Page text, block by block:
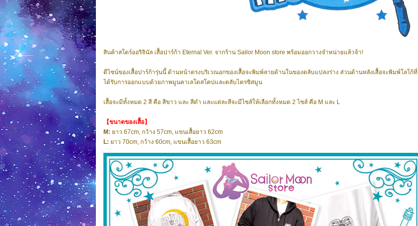
สินค้าสโตร์ออริจินัล เสื้อปาร์ก้า Eternal Ver. จากร้าน Sailor Moon store พร้อมออกวางจำหน่ายแล้วจ้า!
ดีไซน์ของเสื้อปาร์ก้ารุ่นนี้ ด้านหน้าตรงบริเวณอกของเสื้อจะพิมพ์ลายด้านในของตลับแปลงร่าง ส่วนด้านหลังเสื้อจะพิมพ์โลโก้ที่
ได้รับการออกแบบด้วยภาพมูนคาเลโดสโคปและตลับไครซิสมูน
เสื้อจะมีทั้งหมด 2 สี คือ สีขาว และ สีดำ และแต่ละสีจะมีไซส์ให้เลือกทั้งหมด 2 ไซส์ คือ M และ L
【ขนาดของเสื้อ】
M: ยาว 67cm, กว้าง 57cm, แขนเสื้อยาว 62cm
L: ยาว 70cm, กว้าง 60cm, แขนเสื้อยาว 63cm